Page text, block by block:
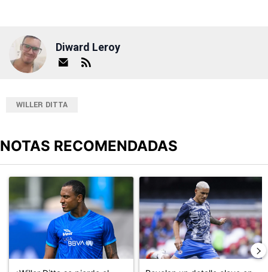
Diward Leroy
WILLER DITTA
NOTAS RECOMENDADAS
Un artículo de tendencia con el título "¿Willer Ditta se pierde el
Un artículo de tendencia con